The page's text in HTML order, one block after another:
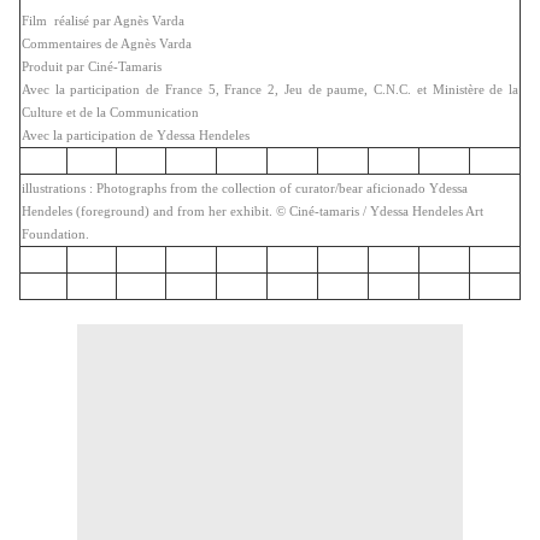
Film réalisé par Agnès Varda
Commentaires de Agnès Varda
Produit par Ciné-Tamaris
Avec la participation de France 5, France 2, Jeu de paume, C.N.C. et Ministère de la
Culture et de la Communication
Avec la participation de Ydessa Hendeles
illustrations : Photographs from the collection of curator/bear aficionado Ydessa
Hendeles (foreground) and from her exhibit. © Ciné-tamaris / Ydessa Hendeles Art
Foundation.